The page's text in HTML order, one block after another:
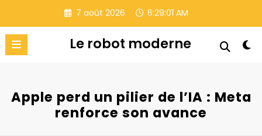
contenu
7 août 2026 6:29:02 AM
Le robot moderne
Apple perd un pilier de l’IA : Meta
renforce son avance